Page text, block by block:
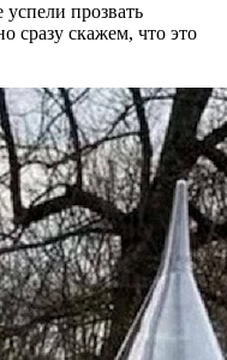
прозвать
сразу скажем, что это